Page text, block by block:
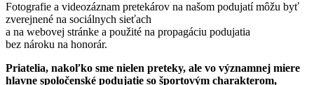
Fotografie a videozáznam pretekárov na našom podujatí môžu byť
zverejnené na sociálnych sieťach
a na webovej stránke a použité na propagáciu podujatia
bez nároku na honorár.
Priatelia, nakoľko sme nielen preteky, ale vo významnej miere
hlavne spoločenské podujatie so športovým charakterom,